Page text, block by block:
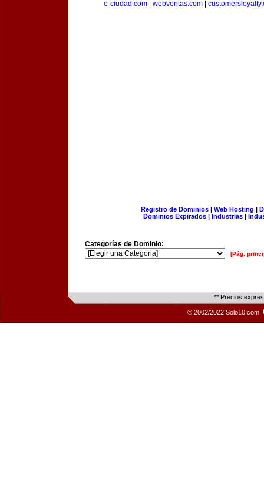
e-ciudad.com| webventas.com|
Registro de Dominios| Web Hosting |
Dominios Expirados | Industrias |
Categorías de Dominio:
[Pág.
** Precios
© 2002/2022 Solo10.com